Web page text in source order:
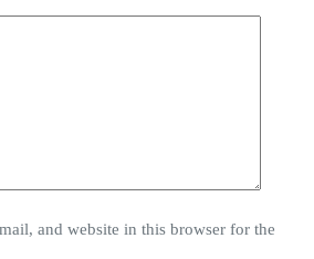
and website in this browser for the